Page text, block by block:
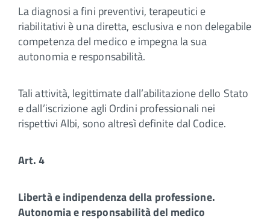
La diagnosi a fini preventivi, terapeutici e
riabilitativi è una diretta, esclusiva e non delegabile
competenza del medico e impegna la sua
autonomia e responsabilità.
Tali attività, legittimate dall’abilitazione dello Stato
e dall’iscrizione agli Ordini professionali nei
rispettivi Albi, sono altresì definite dal Codice.
Art. 4
Libertà e indipendenza della professione.
Autonomia e responsabilità del medico